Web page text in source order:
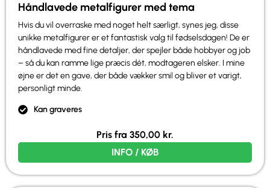
Håndlavede metalfigurer med tema
Hvis du vil overraske med noget helt særligt, synes jeg, disse
unikke metalfigurer er et fantastisk valg til fødselsdagen! De er
håndlavede med fine detaljer, der spejler både hobbyer og job
– så du kan ramme lige præcis dét, modtageren elsker. I mine
øjne er det en gave, der både vækker smil og bliver et varigt,
personligt minde.
Kan graveres
Pris fra 350,00 kr.
INFO / KØB